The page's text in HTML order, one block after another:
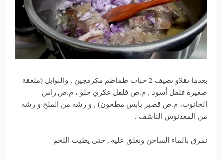
بعدما تقلاو نضيف 2 حبات طماطم مكرفجين , والتوابل (ملعقة
صغيرة فلفل أسود , م.ص فلفل عكري حلو ، م.ص راس
الحانوت، م.ص قصبر يابس مطحون) , و رشة من الملح و رشة
من المعدنوس الناشف .
نمرق بالماء الساخن ونغلق عليه , حتى يطيب اللحم